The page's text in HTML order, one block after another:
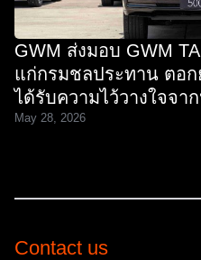
GWM ส่งมอบ GWM
แก่กรมชลประทาน ตอ
ได้รับความไว้วางใจจา
May 28, 2026
Contact us